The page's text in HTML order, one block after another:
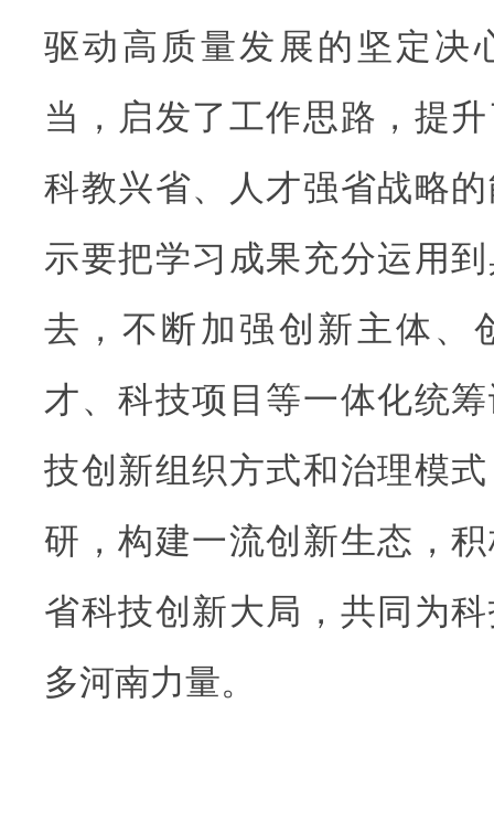
驱动高质量发展的坚定决
当，启发了工作思路，提
科教兴省、人才强省战略
示要把学习成果充分运用
去，不断加强创新主体、
才、科技项目等一体化统
技创新组织方式和治理模
研，构建一流创新生态，
省科技创新大局，共同为
多河南力量。